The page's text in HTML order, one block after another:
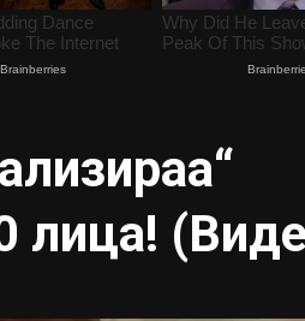
лица!